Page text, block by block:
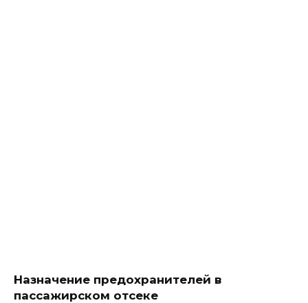
Назначение предохранителей в
пассажирском отсеке